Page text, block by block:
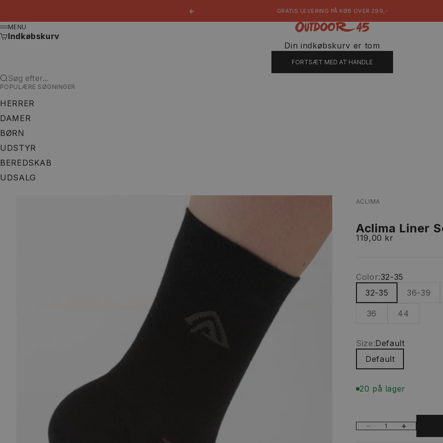
Forrige
GRATIS LEVERING PÅ KØB OVER 299,-
Outdoor 45
Menu
MENU
Indkøbskurv
Din indkøbskurv er tom
FORTSÆT MED AT HANDLE
Søg efter...
POPULÆRE SØGNINGER
HERRER
DAMER
BØRN
UDSTYR
BEREDSKAB
UDSALG
ACLIMA
Aclima Liner
Salgspris
119,00 kr
Color:32-35
32-35
36-39
36 44
Size:Default
Default
20 på lager
Sænk antalØg antal